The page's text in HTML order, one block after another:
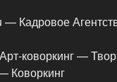
— Кадровое
коворкинг —
Коворкинг